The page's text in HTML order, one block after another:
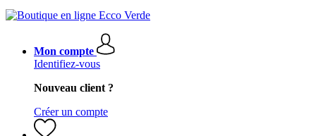
Mon compte
Identifiez-vous
Nouveau client ?
Créer un compte